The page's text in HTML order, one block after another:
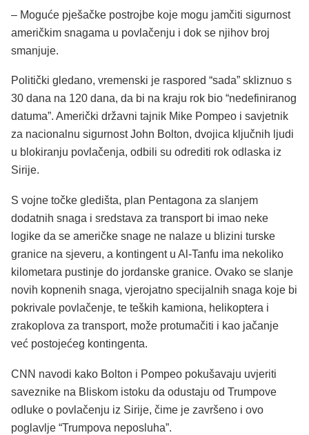
– Moguće pješačke postrojbe koje mogu jamčiti sigurnost
američkim snagama u povlačenju i dok se njihov broj
smanjuje.
Politički gledano, vremenski je raspored “sada” skliznuo s
30 dana na 120 dana, da bi na kraju rok bio “nedefiniranog
datuma”. Američki državni tajnik Mike Pompeo i savjetnik
za nacionalnu sigurnost John Bolton, dvojica ključnih ljudi
u blokiranju povlačenja, odbili su odrediti rok odlaska iz
Sirije.
S vojne točke gledišta, plan Pentagona za slanjem
dodatnih snaga i sredstava za transport bi imao neke
logike da se američke snage ne nalaze u blizini turske
granice na sjeveru, a kontingent u Al-Tanfu ima nekoliko
kilometara pustinje do jordanske granice. Ovako se slanje
novih kopnenih snaga, vjerojatno specijalnih snaga koje bi
pokrivale povlačenje, te teških kamiona, helikoptera i
zrakoplova za transport, može protumačiti i kao jačanje
već postojećeg kontingenta.
CNN navodi kako Bolton i Pompeo pokušavaju uvjeriti
saveznike na Bliskom istoku da odustaju od Trumpove
odluke o povlačenju iz Sirije, čime je završeno i ovo
poglavlje “Trumpova neposluha”.